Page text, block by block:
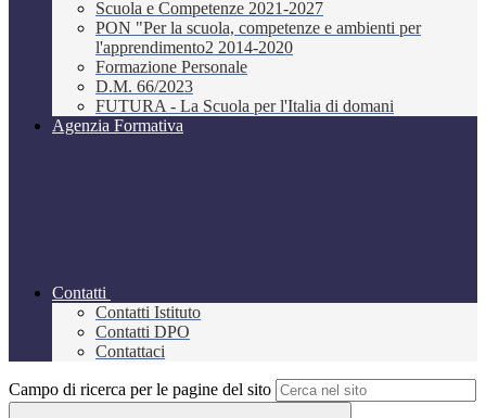
Scuola e Competenze 2021-2027
PON "Per la scuola, competenze e ambienti per
l'apprendimento2 2014-2020
Formazione Personale
D.M. 66/2023
FUTURA - La Scuola per l'Italia di domani
Agenzia Formativa
Contatti
Contatti Istituto
Contatti DPO
Contattaci
Campo di ricerca per le pagine del sito